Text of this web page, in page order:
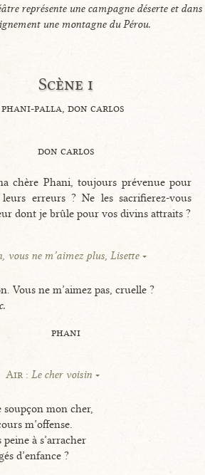
représente une campagne déserte et dans
une montagne du Pérou.
Scène i
phani-palla, don carlos
don carlos
chère Phani, toujours prévenue pour
erreurs ? Ne les sacrifierez-vous
dont je brûle pour vos divins attraits ?
vous ne m’aimez plus, Lisette
Vous ne m’aimez pas, cruelle ?
phani
Air : Le cher voisin
mon cher,
m’offense.
peine à s’arracher
d’enfance ?